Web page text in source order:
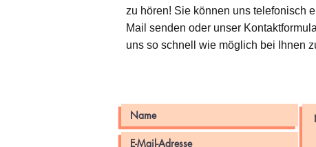
zu hören! Sie können uns telefonisch
Mail senden oder unser
uns so schnell wie möglich bei Ihnen